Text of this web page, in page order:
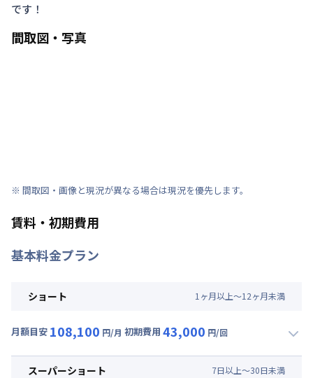
です！
間取図・写真
※ 間取図・画像と現況が異なる場合は現況を優先します。
賃料・初期費用
基本料金プラン
ショート 1 ヶ月以上～12ヶ月未満
月額目安 108,100 円/月 初期費用 43,000 円/回
月額賃料目安(30日利用)
スーパーショート 7日以上～30日未満